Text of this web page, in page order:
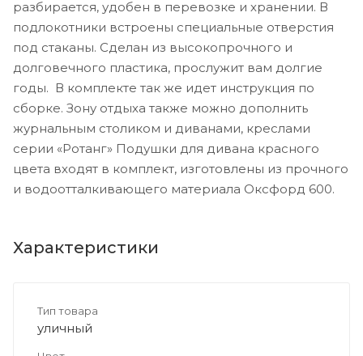
разбирается, удобен в перевозке и хранении. В
подлокотники встроены специальные отверстия
под стаканы. Сделан из высокопрочного и
долговечного пластика, прослужит вам долгие
годы. В комплекте так же идет инструкция по
сборке. Зону отдыха также можно дополнить
журнальным столиком и диванами, креслами
серии «Ротанг» Подушки для дивана красного
цвета входят в комплект, изготовлены из прочного
и водоотталкивающего материала Оксфорд 600.
Характеристики
Тип товара
уличный